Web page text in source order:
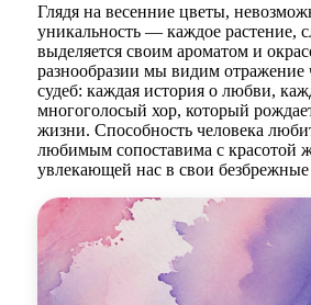
Глядя на весенние цветы,
уникальность — каждое растение,
выделяется своим ароматом и
разнообразии мы видим отражение
судеб: каждая история о любви,
многоголосый хор, который
жизни. Способность человека
любимым сопоставима с красотой
увлекающей нас в свои